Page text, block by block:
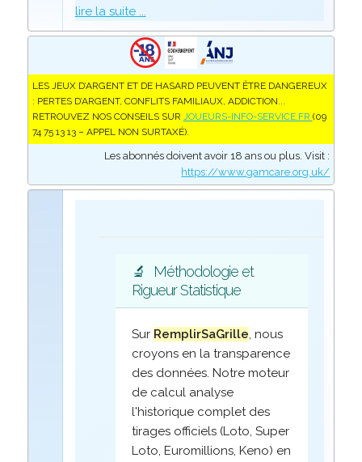
lire la suite ...
LES JEUX D’ARGENT ET DE HASARD PEUVENT ÊTRE DANGEREUX
: PERTES D’ARGENT, CONFLITS FAMILIAUX, ADDICTION...
RETROUVEZ NOS CONSEILS SUR JOUEURS-INFO-SERVICE.FR (09
74 75 13 13 – APPEL NON SURTAXÉ).
Les abonnés doivent avoir 18 ans ou plus. Visit :
https://www.gamcare.org.uk/
🔬
Méthodologie et
Rigueur Statistique
Sur RemplirSaGrille, nous
croyons en la transparence
des données. Notre moteur
de calcul analyse
l'historique complet des
tirages officiels (Loto, Super
Loto, Euromillions, Keno) en